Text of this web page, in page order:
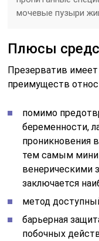
мочевые пузыри
Плюсы
Презерватив
преимуществ
помимо
беременности,
проникновения
тем самым
венерическими
заключается
метод
барьерная
побочных